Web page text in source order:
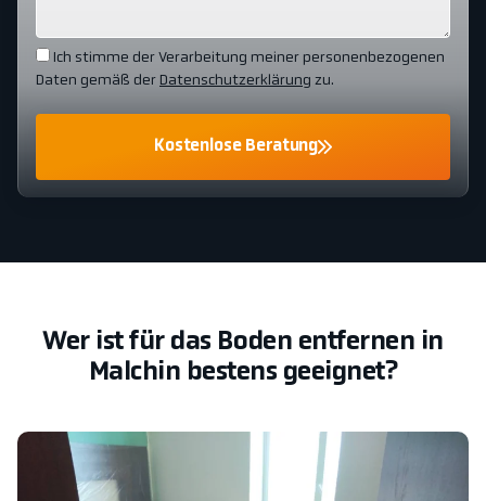
Ich stimme der Verarbeitung meiner personenbezogenen
Daten gemäß der Datenschutzerklärung zu.
Kostenlose Beratung
Wer ist für das Boden entfernen in
Malchin bestens geeignet?